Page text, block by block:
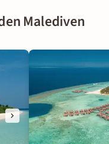
Malediven